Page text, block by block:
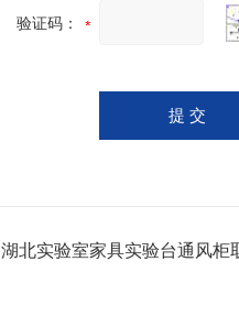
验证码：
湖北实验室家具实验台通风柜